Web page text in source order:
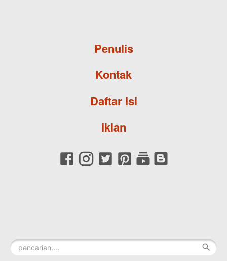
Penulis
Kontak
Daftar Isi
Iklan